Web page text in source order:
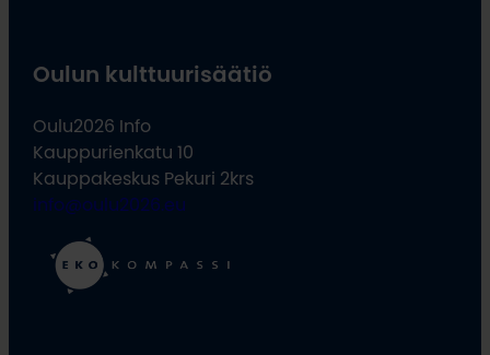
Oulun kulttuurisäätiö
Oulu2026 Info
Kauppurienkatu 10
Kauppakeskus Pekuri 2krs
info@oulu2026.eu